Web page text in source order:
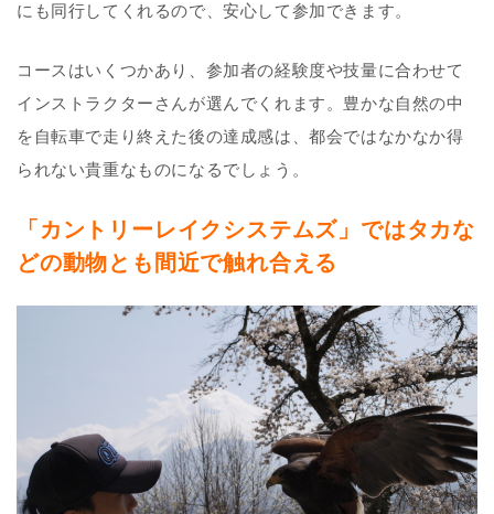
にも同行してくれるので、安心して参加できます。
コースはいくつかあり、参加者の経験度や技量に合わせて
インストラクターさんが選んでくれます。豊かな自然の中
を自転車で走り終えた後の達成感は、都会ではなかなか得
られない貴重なものになるでしょう。
「カントリーレイクシステムズ」ではタカな
どの動物とも間近で触れ合える